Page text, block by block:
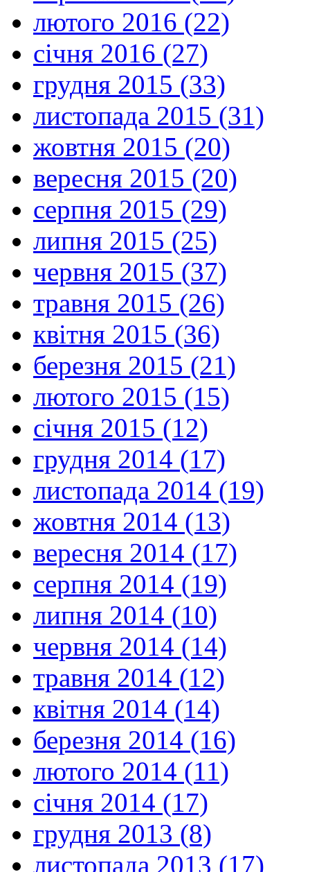
лютого 2016 (22)
січня 2016 (27)
грудня 2015 (33)
листопада 2015 (31)
жовтня 2015 (20)
вересня 2015 (20)
серпня 2015 (29)
липня 2015 (25)
червня 2015 (37)
травня 2015 (26)
квітня 2015 (36)
березня 2015 (21)
лютого 2015 (15)
січня 2015 (12)
грудня 2014 (17)
листопада 2014 (19)
жовтня 2014 (13)
вересня 2014 (17)
серпня 2014 (19)
липня 2014 (10)
червня 2014 (14)
травня 2014 (12)
квітня 2014 (14)
березня 2014 (16)
лютого 2014 (11)
січня 2014 (17)
грудня 2013 (8)
листопада 2013 (17)